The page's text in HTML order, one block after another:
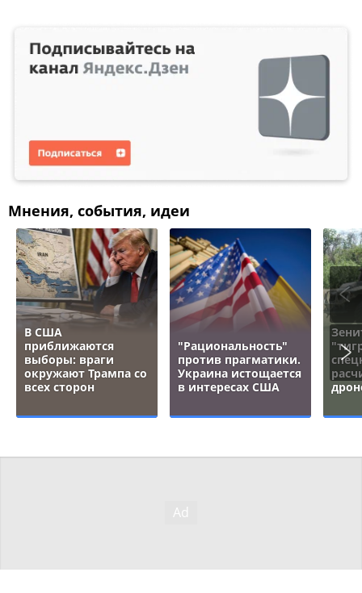
Мнения, события, идеи
В США
приближаются
выборы: враги
окружают Трампа со
всех сторон
"Рациональность"
против прагматики.
Украина истощается
в интересах США